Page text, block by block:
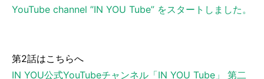
YouTube channel ”IN YOU Tube” をスタートしました。
第2話はこちらへ
IN YOU公式YouTubeチャンネル「IN YOU Tube」 第二